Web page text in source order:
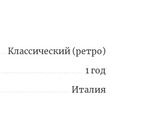
Классический (ретро)
1 год
Италия